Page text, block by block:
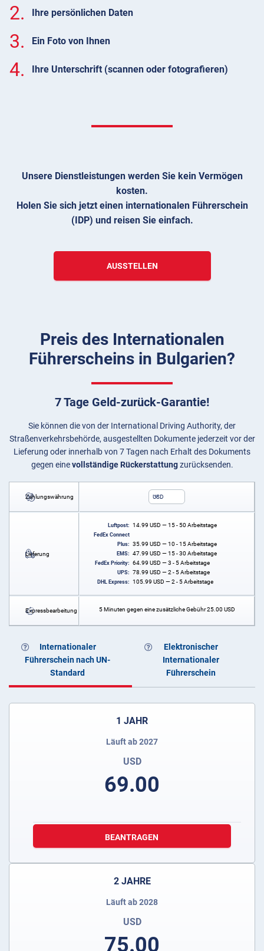
2. Ihre persönlichen Daten
3. Ein Foto von Ihnen
4. Ihre Unterschrift (scannen oder fotografieren)
Unsere Dienstleistungen werden Sie kein Vermögen
kosten.
Holen Sie sich jetzt einen internationalen Führerschein
(IDP) und reisen Sie einfach.
AUSSTELLEN
Preis des Internationalen
Führerscheins in Bulgarien?
7 Tage Geld-zurück-Garantie!
Sie können die von der International Driving Authority, der
Straßenverkehrsbehörde, ausgestellten Dokumente jederzeit vor der
Lieferung oder innerhalb von 7 Tagen nach Erhalt des Dokuments
gegen einevollständige Rückerstattungzurücksenden.
Zahlungswährung USD
Lieferung
Luftpost: 14.99 USD — 15 - 50 Arbeitstage
FedEx Connect
Plus: 35.99 USD — 10 - 15 Arbeitstage
EMS: 47.99 USD — 15 - 30 Arbeitstage
FedEx Priority: 64.99 USD — 3 - 5 Arbeitstage
UPS: 78.99 USD — 2 - 5 Arbeitstage
DHL Express: 105.99 USD — 2 - 5 Arbeitstage
Expressbearbeitung 5 Minuten gegen eine zusätzliche Gebühr25.00 USD
Internationaler
Führerschein nach UN-
Standard
Elektronischer
Internationaler
Führerschein
1 JAHR
Läuft ab 2027
USD
69.00
BEANTRAGEN
2 JAHRE
Läuft ab 2028
USD
75.00